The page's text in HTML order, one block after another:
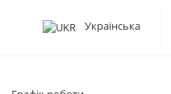
Українська